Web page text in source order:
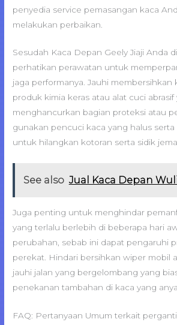
penyedia service pemasangan kaca
melakukan perbaikan.
Sesudah Kaca Depan Geely Jiaji Anda
perhatikan perawatan untuk
jaga performanya. Jauhi membersihkan
produk kimia keras atau alat cuci abrasif
menghancurkan bagian proteksi atau
gunakan pencuci kaca yang halus
untuk hilangkan kotoran serta sidik
See also Jual Kaca Depan
Juga penting untuk menghindar
yang terlalu berlebih di beberapa hari
perubahan, sebab ini dapat pengaruhi
perekat. Hindari bersihkan wiper mobil
jauhi jalan yang bergelombang yang
penekanan tambahan di kaca yang
FAQ: Pertanyaan Umum terkait